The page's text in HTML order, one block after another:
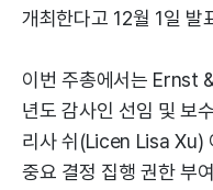
개최한다고 12월 1일 발
이번 주총에서는 Ernst
년도 감사인 선임 및 보
리사 쉬(Licen Lisa Xu)
중요 결정 집행 권한 부